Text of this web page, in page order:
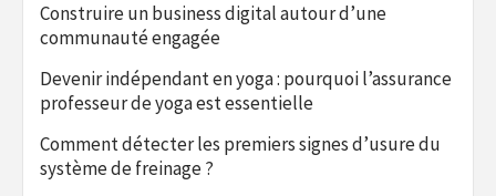
Construire un business digital autour d’une
communauté engagée
Devenir indépendant en yoga : pourquoi l’assurance
professeur de yoga est essentielle
Comment détecter les premiers signes d’usure du
système de freinage ?